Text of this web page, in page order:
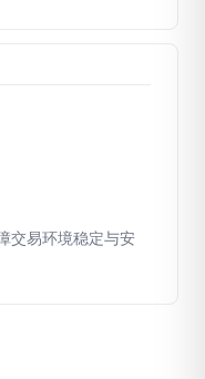
交易环境稳定与安